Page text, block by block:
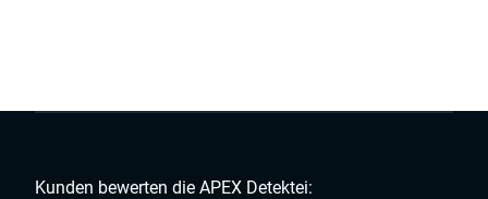
Kunden bewerten die APEX Detektei: